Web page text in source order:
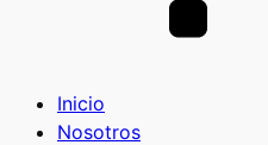
Inicio
Nosotros